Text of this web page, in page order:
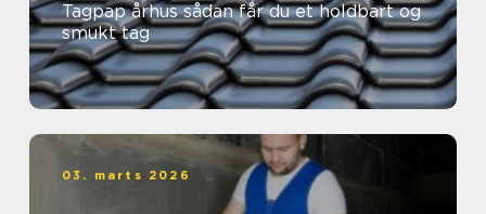
Tagpap århus sådan får du et holdbart og
smukt tag
03. marts 2026